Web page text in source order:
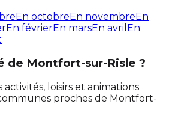
En octobreEn novembreEn
En févrierEn marsEn avril En
de Montfort-sur-Risle ?
activités, loisirs et animations
proches de Montfort-